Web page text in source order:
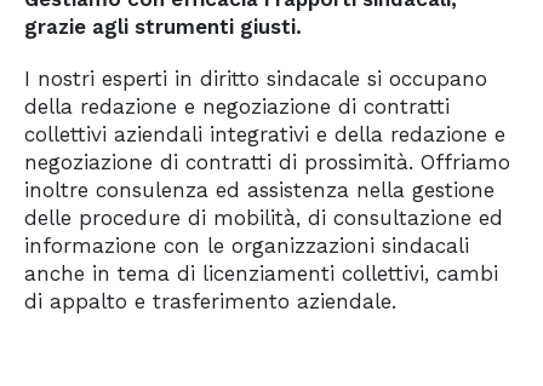
grazie agli strumenti giusti.
I nostri esperti in diritto sindacale si occupano
della redazione e negoziazione di contratti
collettivi aziendali integrativi e della redazione e
negoziazione di contratti di prossimità. Offriamo
inoltre consulenza ed assistenza nella gestione
delle procedure di mobilità, di consultazione ed
informazione con le organizzazioni sindacali
anche in tema di licenziamenti collettivi, cambi
di appalto e trasferimento aziendale.